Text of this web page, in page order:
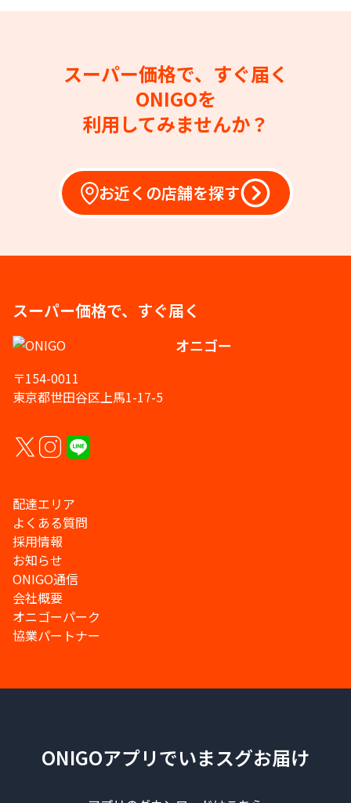
スーパー価格で、すぐ届く
ONIGOを
利用してみませんか？
お近くの店舗を探す
スーパー価格で、すぐ届く
オニゴー
〒154-0011
東京都世田谷区上馬1-17-5
配達エリア
よくある質問
採用情報
お知らせ
ONIGO通信
会社概要
オニゴーパーク
協業パートナー
ONIGOアプリでいまスグお届け